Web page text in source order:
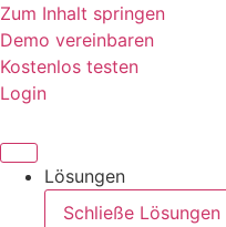
Zum Inhalt springen
Demo vereinbaren
Kostenlos testen
Login
Lösungen
Schließe Lösungen